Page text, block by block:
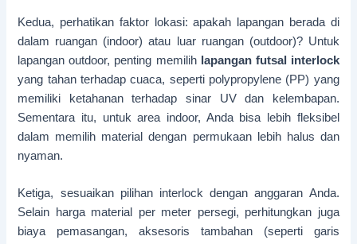
Kedua, perhatikan faktor lokasi: apakah lapangan berada di
dalam ruangan (indoor) atau luar ruangan (outdoor)? Untuk
lapangan outdoor, penting memilih lapangan futsal interlock
yang tahan terhadap cuaca, seperti polypropylene (PP) yang
memiliki ketahanan terhadap sinar UV dan kelembapan.
Sementara itu, untuk area indoor, Anda bisa lebih fleksibel
dalam memilih material dengan permukaan lebih halus dan
nyaman.
Ketiga, sesuaikan pilihan interlock dengan anggaran Anda.
Selain harga material per meter persegi, perhitungkan juga
biaya pemasangan, aksesoris tambahan (seperti garis